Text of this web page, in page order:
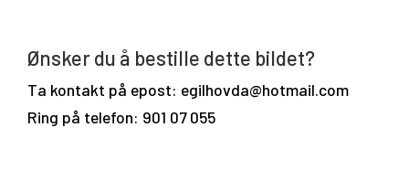
Ønsker du å bestille dette bildet?
Ta kontakt på epost: egilhovda@hotmail.com
Ring på telefon: 901 07 055